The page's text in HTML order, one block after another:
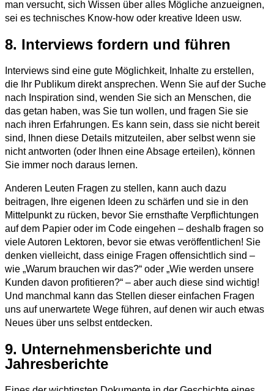
man versucht, sich Wissen über alles Mögliche anzueignen,
sei es technisches Know-how oder kreative Ideen usw.
8. Interviews fordern und führen
Interviews sind eine gute Möglichkeit, Inhalte zu erstellen,
die Ihr Publikum direkt ansprechen. Wenn Sie auf der Suche
nach Inspiration sind, wenden Sie sich an Menschen, die
das getan haben, was Sie tun wollen, und fragen Sie sie
nach ihren Erfahrungen. Es kann sein, dass sie nicht bereit
sind, Ihnen diese Details mitzuteilen, aber selbst wenn sie
nicht antworten (oder Ihnen eine Absage erteilen), können
Sie immer noch daraus lernen.
Anderen Leuten Fragen zu stellen, kann auch dazu
beitragen, Ihre eigenen Ideen zu schärfen und sie in den
Mittelpunkt zu rücken, bevor Sie ernsthafte Verpflichtungen
auf dem Papier oder im Code eingehen – deshalb fragen so
viele Autoren Lektoren, bevor sie etwas veröffentlichen! Sie
denken vielleicht, dass einige Fragen offensichtlich sind –
wie „Warum brauchen wir das?“ oder „Wie werden unsere
Kunden davon profitieren?“ – aber auch diese sind wichtig!
Und manchmal kann das Stellen dieser einfachen Fragen
uns auf unerwartete Wege führen, auf denen wir auch etwas
Neues über uns selbst entdecken.
9. Unternehmensberichte und
Jahresberichte